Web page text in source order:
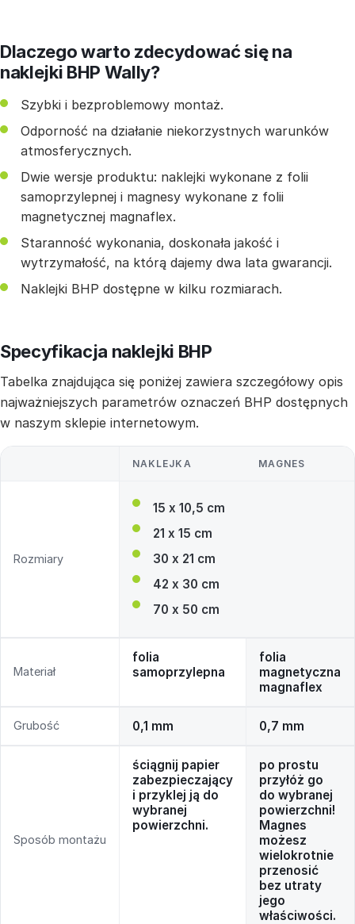
Dlaczego warto zdecydować się na
naklejki BHP Wally?
Szybki i bezproblemowy montaż.
Odporność na działanie niekorzystnych warunków
atmosferycznych.
Dwie wersje produktu: naklejki wykonane z folii
samoprzylepnej i magnesy wykonane z folii
magnetycznej magnaflex.
Staranność wykonania, doskonała jakość i
wytrzymałość, na którą dajemy dwa lata gwarancji.
Naklejki BHP dostępne w kilku rozmiarach.
Specyfikacja naklejki BHP
Tabelka znajdująca się poniżej zawiera szczegółowy opis
najważniejszych parametrów oznaczeń BHP dostępnych
w naszym sklepie internetowym.
NAKLEJKA MAGNES
Rozmiary
15 x 10,5 cm
21 x 15 cm
30 x 21 cm
42 x 30 cm
70 x 50 cm
Materiał
folia
samoprzylepna
folia
magnetyczna
magnaflex
Grubość 0,1 mm 0,7 mm
Sposób montażu
ściągnij papier
zabezpieczający
i przyklej ją do
wybranej
powierzchni.
po prostu
przyłóż go
do wybranej
powierzchni!
Magnes
możesz
wielokrotnie
przenosić
bez utraty
jego
właściwości.